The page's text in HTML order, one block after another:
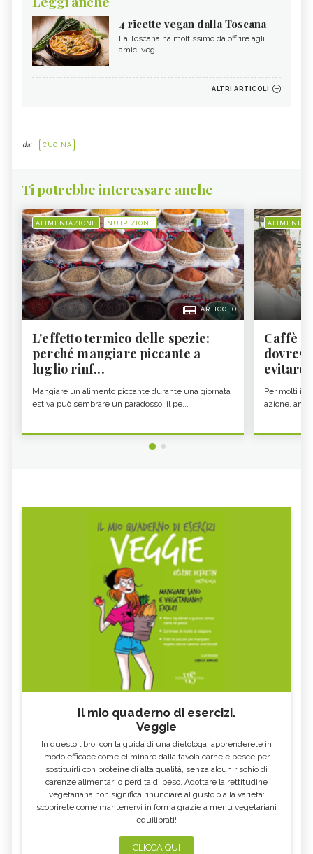
4 ricette vegan dalla Toscana
La Toscana ha moltissimo da offrire agli
amici veg...
ALTRI ARTICOLI
da: CUCINA
Ti potrebbe interessare anche
ALIMENTAZIONE NUTRIZIONE
ARTICOLO
L'effetto termico delle spezie:
perché mangiare piccante a
luglio rinf...
Mangiare un alimento piccante durante una giornata
estiva può sembrare un paradosso: il pe...
Caffè
evitare
Per molti il
azione,
Il mio quaderno di esercizi.
Veggie
In questo libro, con la guida di una dietologa, apprenderete in
modo efficace come eliminare dalla tavola carne e pesce per
sostituirli con proteine di alta qualità, senza alcun rischio di
carenze alimentari o perdita di peso. Adottare la rettitudine
vegetariana non significa rinunciare al gusto o alla varietà:
scoprirete come mantenervi in forma grazie a menu vegetariani
equilibrati!
CLICCA QUI